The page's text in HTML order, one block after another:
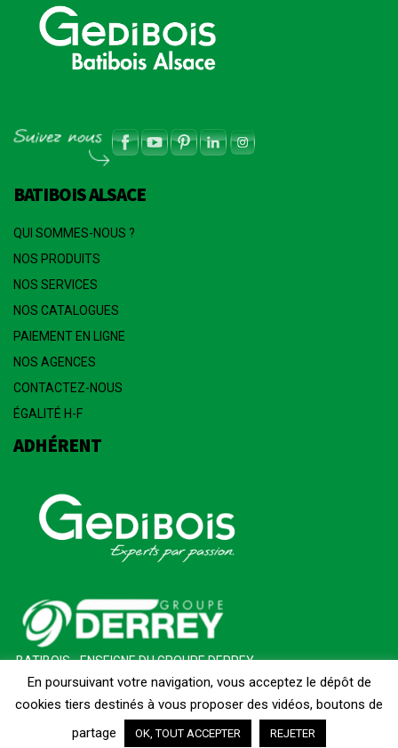
BATIBOIS ALSACE
QUI SOMMES-NOUS ?
NOS PRODUITS
NOS SERVICES
NOS CATALOGUES
PAIEMENT EN LIGNE
NOS AGENCES
CONTACTEZ-NOUS
ÉGALITÉ H-F
ADHÉRENT
BATIBOIS - ENSEIGNE DU GROUPE DERREY
Mentions Légales Médiation
Copyright © 2026 Batibois Alsace. Tous droits réservés
En poursuivant votre navigation, vous acceptez le dépôt de
cookies tiers destinés à vous proposer des vidéos, boutons de
partage
OK, TOUT ACCEPTER REJETER